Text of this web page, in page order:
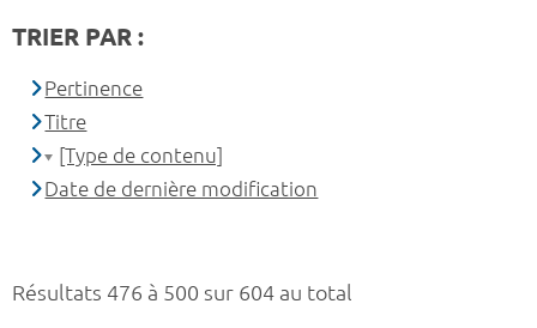
Résultats 476 à 500 sur 604 au total
TRIER PAR :
Pertinence
Titre
[Type de contenu]
Date de dernière modification